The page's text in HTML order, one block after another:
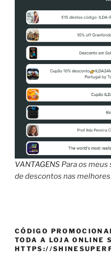
VANTAGENS Para os
de descontos nas
CÓDIGO
TODA A LOJA ONLINE
HTTPS://